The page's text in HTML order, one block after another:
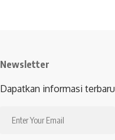
Newsletter
Dapatkan informasi terbaru